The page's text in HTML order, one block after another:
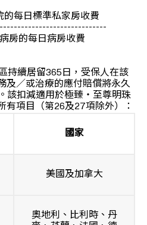
的每日標準私家房收費
房的每日病房收費
持續居留365日，受保人在該
及／或治療的應付賠償將永久
該扣減適用於極臻‧至尊明珠
有項目（第26及27項除外）：
國家
美國及加拿大
奧地利、比利時、丹